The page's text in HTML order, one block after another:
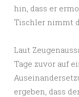
hin, dass er
Tischler nimmt
Laut
Tage zuvor auf
ergeben, dass